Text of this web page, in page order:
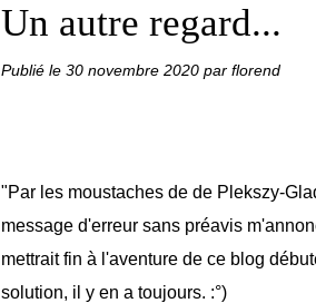
Un autre regard...
Publié le 30 novembre 2020 par florend
"Par les moustaches de de Plekszy-
message d'erreur sans préavis
mettrait fin à l'aventure de ce blog
solution, il y en a toujours. :°)